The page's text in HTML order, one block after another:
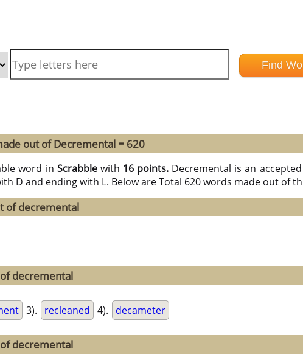
out of Decremental = 620
word in Scrabblewith 16 points. Decremental is an
D and ending with L. Below are Total 620 words made out of
of decremental
decremental
3). recleaned 4). decameter
decremental